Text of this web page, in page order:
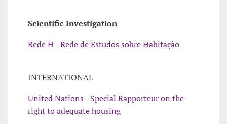
Scientific Investigation
Rede H - Rede de Estudos sobre Habitação
INTERNATIONAL
United Nations - Special Rapporteur on the
right to adequate housing